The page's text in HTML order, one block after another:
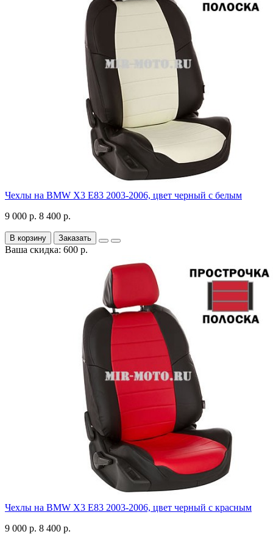
Чехлы на BMW X3 E83 2003-2006, цвет черный с белым
9 000 р. 8 400 р.
В корзину Заказать
Ваша скидка: 600 р.
Чехлы на BMW X3 E83 2003-2006, цвет черный с красным
9 000 р. 8 400 р.